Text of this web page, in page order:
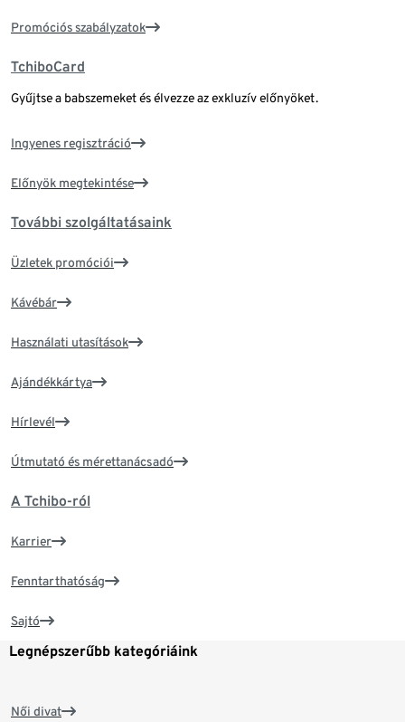
Promóciós szabályzatok
TchiboCard
Gyűjtse a babszemeket és élvezze az exkluzív előnyöket.
Ingyenes regisztráció
Előnyök megtekintése
További szolgáltatásaink
Üzletek promóciói
Kávébár
Használati utasítások
Ajándékkártya
Hírlevél
Útmutató és mérettanácsadó
A Tchibo-ról
Karrier
Fenntarthatóság
Sajtó
Legnépszerűbb kategóriáink
Női divat